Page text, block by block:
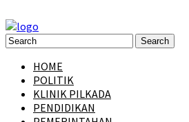
HOME
POLITIK
KLINIK PILKADA
PENDIDIKAN